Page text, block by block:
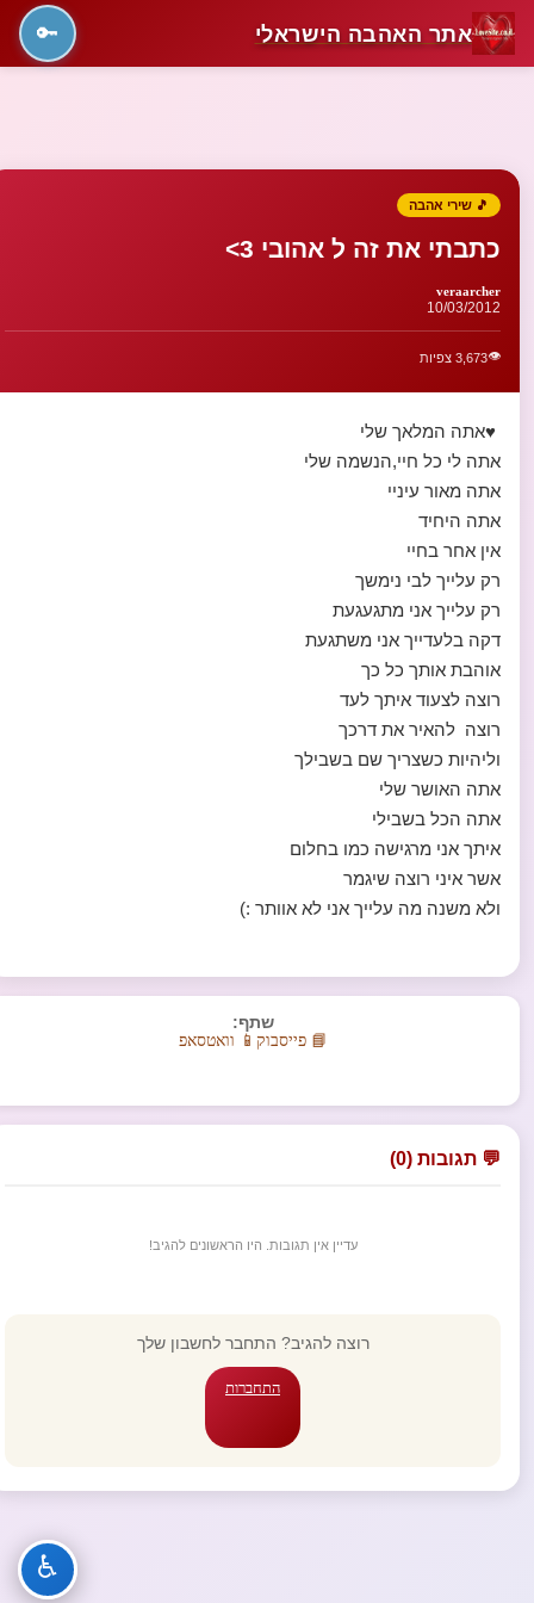
אתר האהבה הישראלי 🔑
🎵 שירי אהבה
כתבתי את זה ל אהובי 3>
veraarcher
10/03/2012
👁️3,673 צפיות
♥אתה המלאך שלי
אתה לי כל חיי,הנשמה שלי
אתה מאור עיניי
אתה היחיד
אין אחר בחיי
רק עלייך לבי נימשך
רק עלייך אני מתגעגעת
דקה בלעדייך אני משתגעת
אוהבת אותך כל כך
רוצה לצעוד איתך לעד
רוצה להאיר את דרכך
וליהיות כשצריך שם בשבילך
אתה האושר שלי
אתה הכל בשבילי
איתך אני מרגישה כמו בחלום
אשר איני רוצה שיגמר
ולא משנה מה עלייך אני לא אוותר :)
שתף:
📘 פייסבוק 📱 וואטסאפ
💬 תגובות (0)
עדיין אין תגובות. היו הראשונים להגיב!
רוצה להגיב? התחבר לחשבון שלך
התחברות
♿